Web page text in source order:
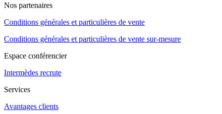
Nos partenaires
Conditions générales et particulières de vente
Conditions générales et particulières de vente sur-mesure
Espace conférencier
Intermèdes recrute
Services
Avantages clients